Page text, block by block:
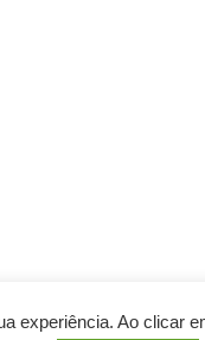
experiência. Ao clicar